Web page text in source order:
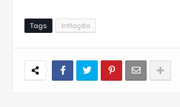
Tags Inflação